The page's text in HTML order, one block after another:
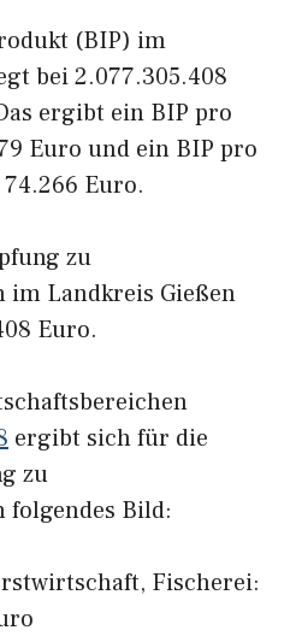
(BIP) im
bei 2.077.305.408
ergibt ein BIP pro
Euro und ein BIP pro
Euro.
zu
im Landkreis Gießen
Euro.
ergibt sich für die
zu
folgendes Bild:
Fischerei: